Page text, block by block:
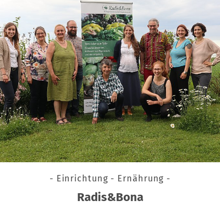
- Einrichtung - Ernährung -
Radis&Bona